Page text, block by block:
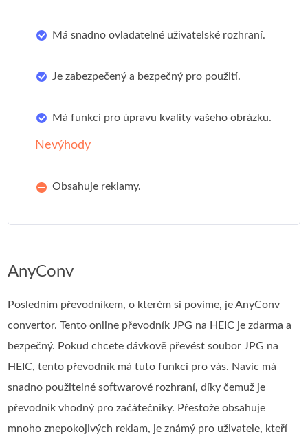
Má snadno ovladatelné uživatelské rozhraní.
Je zabezpečený a bezpečný pro použití.
Má funkci pro úpravu kvality vašeho obrázku.
Nevýhody
Obsahuje reklamy.
AnyConv
Posledním převodníkem, o kterém si povíme, je AnyConv
convertor. Tento online převodník JPG na HEIC je zdarma a
bezpečný. Pokud chcete dávkově převést soubor JPG na
HEIC, tento převodník má tuto funkci pro vás. Navíc má
snadno použitelné softwarové rozhraní, díky čemuž je
převodník vhodný pro začátečníky. Přestože obsahuje
mnoho znepokojivých reklam, je známý pro uživatele, kteří